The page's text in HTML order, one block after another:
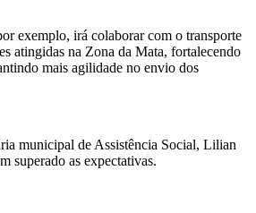
exemplo, irá colaborar com o transporte
atingidas na Zona da Mata, fortalecendo
mais agilidade no envio dos
municipal de Assistência Social, Lilian
superado as expectativas.